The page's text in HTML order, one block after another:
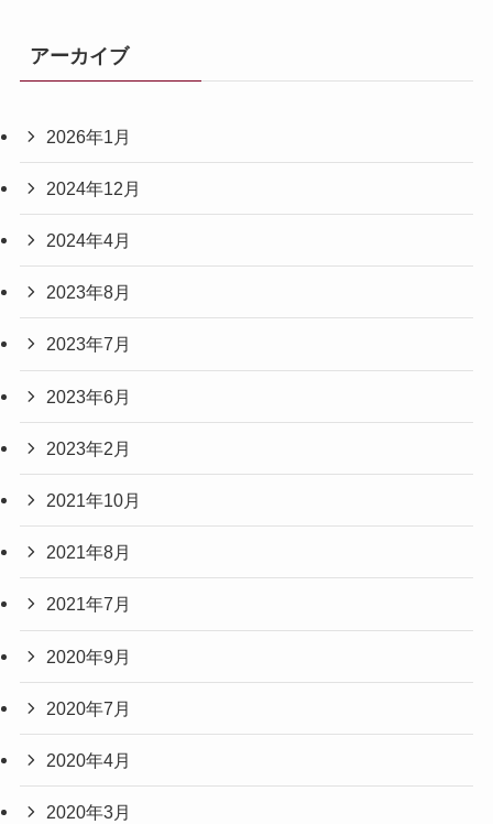
アーカイブ
2026年1月
2024年12月
2024年4月
2023年8月
2023年7月
2023年6月
2023年2月
2021年10月
2021年8月
2021年7月
2020年9月
2020年7月
2020年4月
2020年3月